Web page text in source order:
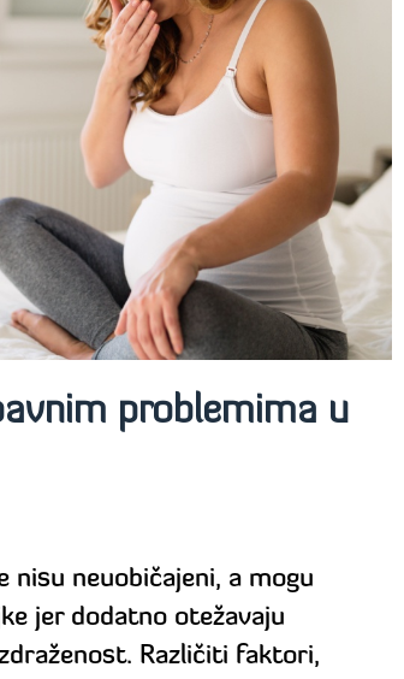
problemima u
neuobičajeni, a mogu
jer dodatno otežavaju
Različiti faktori,